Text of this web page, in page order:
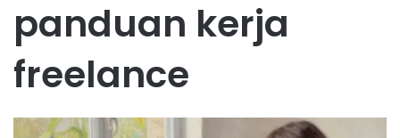
panduan kerja
freelance